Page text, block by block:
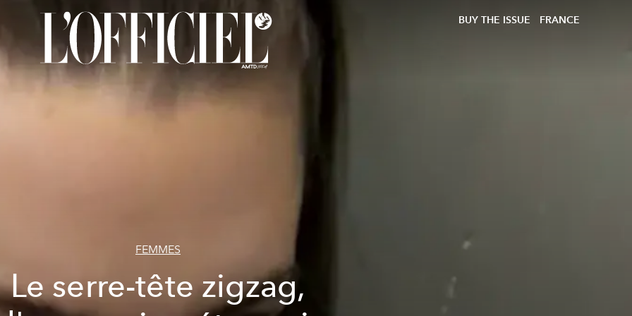
BUY THE ISSUE FRANCE
FEMMES
Le serre-tête zigzag,